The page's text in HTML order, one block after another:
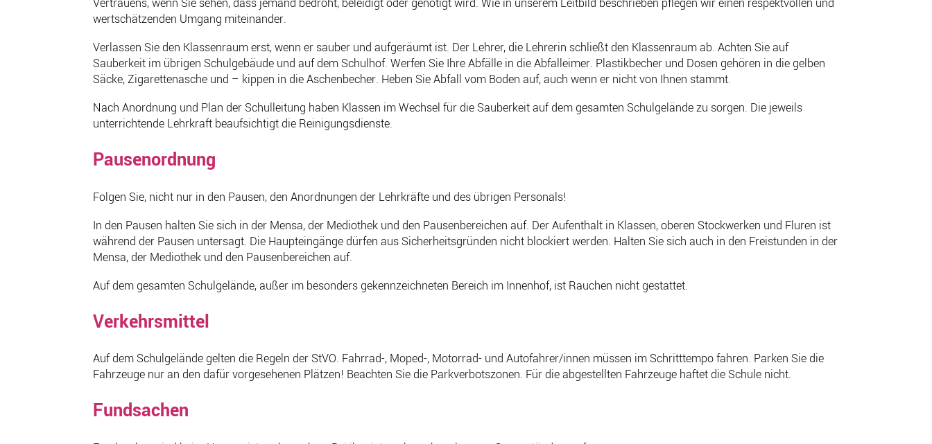
Vertrauens, wenn Sie sehen, dass jemand bedroht, beleidigt oder genötigt wird. Wie in unserem Leitbild beschrieben pflegen wir einen respektvollen und
wertschätzenden Umgang miteinander.
Verlassen Sie den Klassenraum erst, wenn er sauber und aufgeräumt ist. Der Lehrer, die Lehrerin schließt den Klassenraum ab. Achten Sie auf
Sauberkeit im übrigen Schulgebäude und auf dem Schulhof. Werfen Sie Ihre Abfälle in die Abfalleimer. Plastikbecher und Dosen gehören in die gelben
Säcke, Zigarettenasche und – kippen in die Aschenbecher. Heben Sie Abfall vom Boden auf, auch wenn er nicht von Ihnen stammt.
Nach Anordnung und Plan der Schulleitung haben Klassen im Wechsel für die Sauberkeit auf dem gesamten Schulgelände zu sorgen. Die jeweils
unterrichtende Lehrkraft beaufsichtigt die Reinigungsdienste.
Pausenordnung
Folgen Sie, nicht nur in den Pausen, den Anordnungen der Lehrkräfte und des übrigen Personals!
In den Pausen halten Sie sich in der Mensa, der Mediothek und den Pausenbereichen auf. Der Aufenthalt in Klassen, oberen Stockwerken und Fluren ist
während der Pausen untersagt. Die Haupteingänge dürfen aus Sicherheitsgründen nicht blockiert werden. Halten Sie sich auch in den Freistunden in der
Mensa, der Mediothek und den Pausenbereichen auf.
Auf dem gesamten Schulgelände, außer im besonders gekennzeichneten Bereich im Innenhof, ist Rauchen nicht gestattet.
Verkehrsmittel
Auf dem Schulgelände gelten die Regeln der StVO. Fahrrad-, Moped-, Motorrad- und Autofahrer/innen müssen im Schritttempo fahren. Parken Sie die
Fahrzeuge nur an den dafür vorgesehenen Plätzen! Beachten Sie die Parkverbotszonen. Für die abgestellten Fahrzeuge haftet die Schule nicht.
Fundsachen